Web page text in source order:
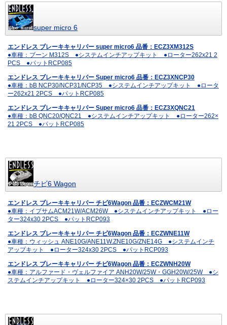
super micro 6
エンドレス ブレーキキャリパー super micro6 品番：ECZ3XM312S
●車種：ブーン M312S ●システムインチアップキット ●ローター262x21 2
PCS ●パットRCP085
エンドレス ブレーキキャリパー Super micro6 品番：ECZ3XNCP30
●車種：bB NCP30/NCP31/NCP35 ●システムインチアップキット ●ロータ
ー262x21 2PCS ●パットRCP085
エンドレス ブレーキキャリパー Super micro6 品番：ECZ3XQNC21
●車種：bB QNC20/QNC21 ●システムインチアップキット ●ローター262×
21 2PCS ●パットRCP085
チビ6 Wagon
エンドレス ブレーキキャリパー チビ6Wagon 品番：ECZWCM21W
●車種：イプサムACM21W/ACM26W ●システムインチアップキット ●ロー
ター324x30 2PCS ●パットRCP093
エンドレス ブレーキキャリパー チビ6Wagon 品番：ECZWNE11W
●車種：ウィッシュ ANE10G/ANE11W.ZNE10G/ZNE14G ●システムインチ
アップキット ●ローター324x30 2PCS ●パットRCP093
エンドレス ブレーキキャリパー チビ6Wagon 品番：ECZWNH20W
●車種：アルファード・ヴェルファイア ANH20W/25W・GGH20W/25W ●シ
ステムインチアップキット ●ローター324×30 2PCS ●パットRCP093